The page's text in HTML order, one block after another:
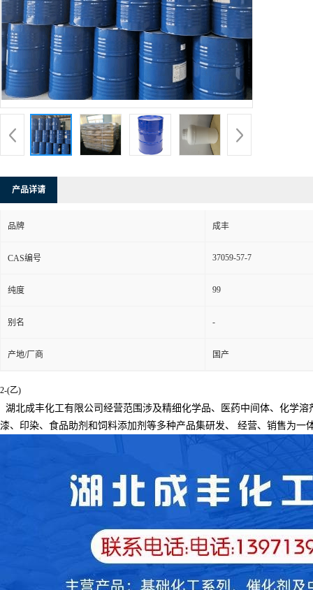
产品详请
品牌 成丰
CAS编号 37059-57-7
纯度 99
别名 -
产地/厂商 国产
2-(乙)
湖北成丰化工有限公司经营范围涉及精细化学品、医药中间体、化学
漆、印染、食品助剂和饲料添加剂等多种产品集研发、
经营、销售为一